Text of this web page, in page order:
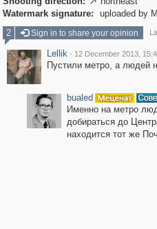

Watermark signature:
uploaded by
2
Sign in to share your opinion
Lellik · 12 December 2013,
Пустили метро, а людей
bualed
Именно на метро
добираться до
находится тот же